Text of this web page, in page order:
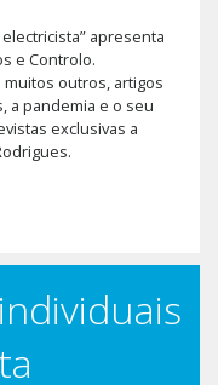
apresenta
e Controlo.
muitos outros, artigos
a pandemia e o seu
exclusivas a